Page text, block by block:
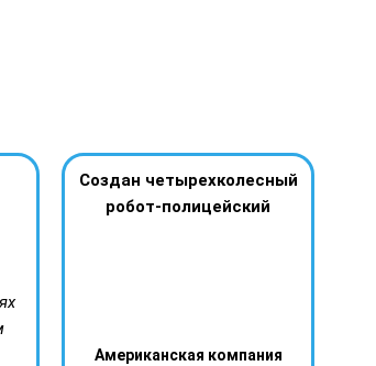
Создан четырехколесный
робот-полицейский
Американская компания